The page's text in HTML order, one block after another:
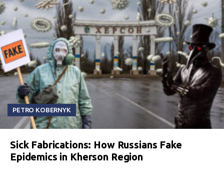
PETRO KOBERNYK
Sick Fabrications: How Russians Fake
Epidemics in Kherson Region